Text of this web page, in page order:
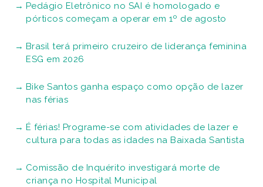
Pedágio Eletrônico no SAI é homologado e
pórticos começam a operar em 1º de agosto
Brasil terá primeiro cruzeiro de liderança feminina
ESG em 2026
Bike Santos ganha espaço como opção de lazer
nas férias
É férias! Programe-se com atividades de lazer e
cultura para todas as idades na Baixada Santista
Comissão de Inquérito investigará morte de
criança no Hospital Municipal